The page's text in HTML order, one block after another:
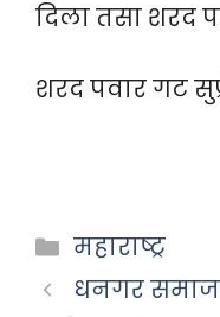
दिला तसा शरद
शरद पवार गट
Categories
महाराष्ट्र
धनगर